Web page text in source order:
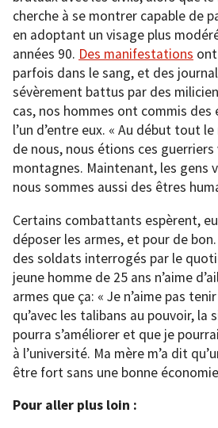
cherche à se montrer capable de
en adoptant un visage plus
années 90. Des manifestations
parfois dans le sang, et des
sévèrement battus par des
cas, nos hommes ont commis des
l’un d’entre eux. « Au début tout
de nous, nous étions ces guerriers
montagnes. Maintenant, les gens
nous sommes aussi des êtres
Certains combattants espèrent,
déposer les armes, et pour de bon.
des soldats interrogés par le
jeune homme de 25 ans n’aime
armes que ça: « Je n’aime pas
qu’avec les talibans au pouvoir,
pourra s’améliorer et que je
à l’université. Ma mère m’a dit
être fort sans une bonne
Pour aller plus loin :